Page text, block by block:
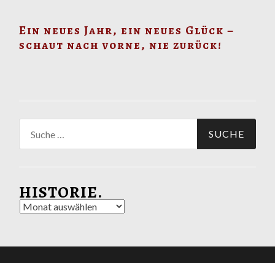
Ein neues Jahr, ein neues Glück –
schaut nach vorne, nie zurück!
nach:
HISTORIE.
Historie.